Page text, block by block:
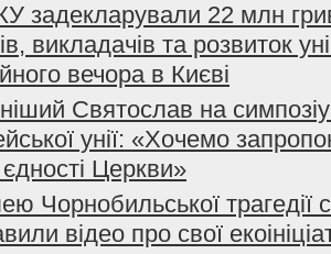
задекларували 22 млн
викладачів та розвиток
вечора в Києві
Святослав на
унії: «Хочемо
Церкви»
Чорнобильської трагедії
відео про свої